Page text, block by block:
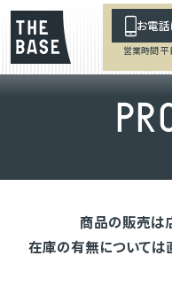
お電
営業時間
PR
商品の販売は
在庫の有無については